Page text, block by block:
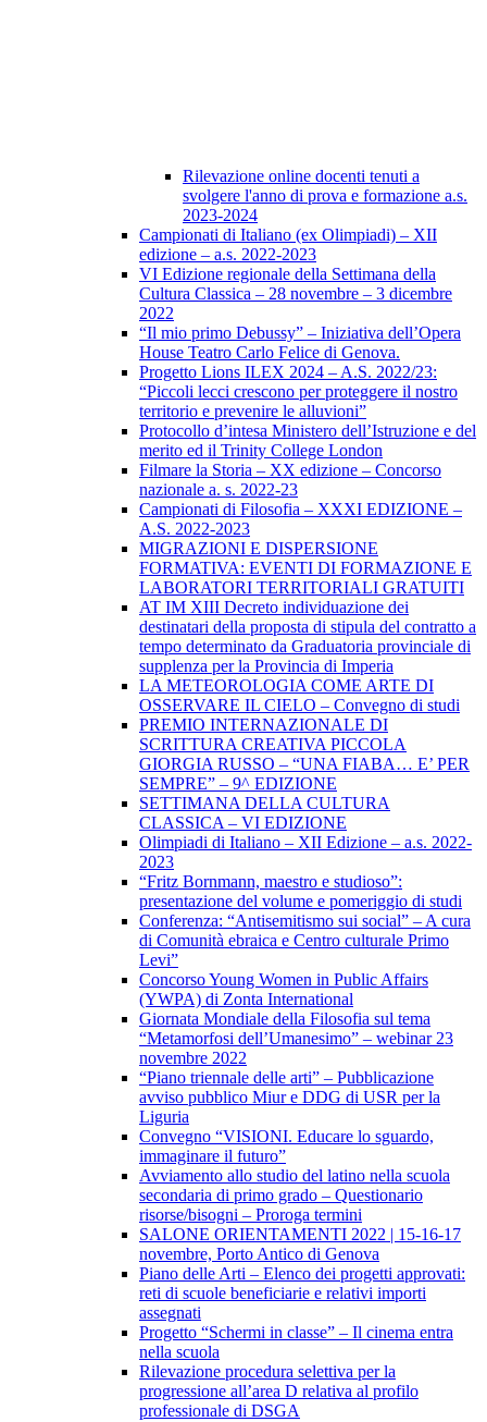
Rilevazione online docenti tenuti a
svolgere l'anno di prova e formazione a.s.
2023-2024
Campionati di Italiano (ex Olimpiadi) – XII
edizione – a.s. 2022-2023
VI Edizione regionale della Settimana della
Cultura Classica – 28 novembre – 3 dicembre
2022
“Il mio primo Debussy” – Iniziativa dell’Opera
House Teatro Carlo Felice di Genova.
Progetto Lions ILEX 2024 – A.S. 2022/23:
“Piccoli lecci crescono per proteggere il nostro
territorio e prevenire le alluvioni”
Protocollo d’intesa Ministero dell’Istruzione e del
merito ed il Trinity College London
Filmare la Storia – XX edizione – Concorso
nazionale a. s. 2022-23
Campionati di Filosofia – XXXI EDIZIONE –
A.S. 2022-2023
MIGRAZIONI E DISPERSIONE
FORMATIVA: EVENTI DI FORMAZIONE E
LABORATORI TERRITORIALI GRATUITI
AT IM XIII Decreto individuazione dei
destinatari della proposta di stipula del contratto a
tempo determinato da Graduatoria provinciale di
supplenza per la Provincia di Imperia
LA METEOROLOGIA COME ARTE DI
OSSERVARE IL CIELO – Convegno di studi
PREMIO INTERNAZIONALE DI
SCRITTURA CREATIVA PICCOLA
GIORGIA RUSSO – “UNA FIABA… E’ PER
SEMPRE” – 9^ EDIZIONE
SETTIMANA DELLA CULTURA
CLASSICA – VI EDIZIONE
Olimpiadi di Italiano – XII Edizione – a.s. 2022-
2023
“Fritz Bornmann, maestro e studioso”:
presentazione del volume e pomeriggio di studi
Conferenza: “Antisemitismo sui social” – A cura
di Comunità ebraica e Centro culturale Primo
Levi”
Concorso Young Women in Public Affairs
(YWPA) di Zonta International
Giornata Mondiale della Filosofia sul tema
“Metamorfosi dell’Umanesimo” – webinar 23
novembre 2022
“Piano triennale delle arti” – Pubblicazione
avviso pubblico Miur e DDG di USR per la
Liguria
Convegno “VISIONI. Educare lo sguardo,
immaginare il futuro”
Avviamento allo studio del latino nella scuola
secondaria di primo grado – Questionario
risorse/bisogni – Proroga termini
SALONE ORIENTAMENTI 2022 | 15-16-17
novembre, Porto Antico di Genova
Piano delle Arti – Elenco dei progetti approvati:
reti di scuole beneficiarie e relativi importi
assegnati
Progetto “Schermi in classe” – Il cinema entra
nella scuola
Rilevazione procedura selettiva per la
progressione all’area D relativa al profilo
professionale di DSGA